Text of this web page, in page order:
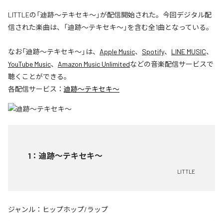
LITTLEの「迪跡〜テキセキ〜」が配信開始された。今回デジタル配
信された楽曲は、「迪跡〜テキセキ〜」を含む全1曲となっている。
なお「迪跡〜テキセキ〜」は、 Apple Music、 Spotify、 LINE MUSIC、
YouTube Music、 Amazon Music Unlimitedなどの音楽配信サービスで
聴くことができる。
各配信サービス： 迪跡〜テキセキ〜
1 ： 迪跡〜テキセキ〜
LITTLE
ジャンル： ヒップホップ/ラップ